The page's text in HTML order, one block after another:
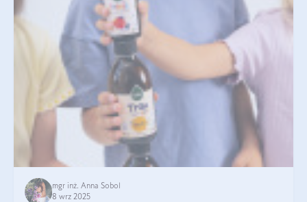
mgr inż. Anna Sobol
8 wrz 2025